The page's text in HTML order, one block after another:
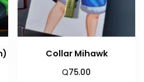
Collar Mihawk
Q75.00